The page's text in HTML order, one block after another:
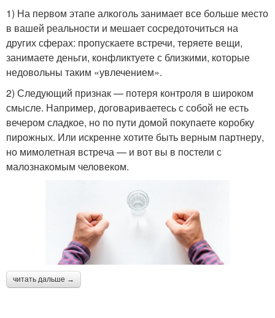
1) На первом этапе алкоголь занимает все больше место
в вашей реальности и мешает сосредоточиться на
других сферах: пропускаете встречи, теряете вещи,
занимаете деньги, конфликтуете с близкими, которые
недовольны таким «ув­лечением».
2) Следующий признак — по­теря контроля в широком
смысле. Например, договариваетесь с собой не есть
вечером сладкое, но по пути домой по­купаете коробку
пирожных. Или искренне хотите быть верным партнеру,
но мимолетная встре­ча — и вот вы в постели с
малознакомым человеком.
читать дальше →